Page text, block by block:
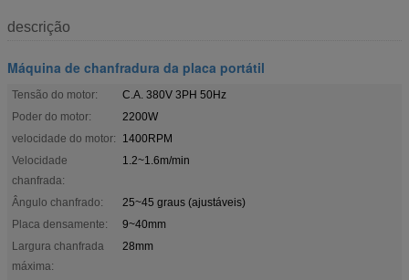
descrição
Máquina de chanfradura da placa portátil
Tensão do motor:
C.A. 380V 3PH 50Hz
Poder do motor:
2200W
velocidade do motor:
1400RPM
Velocidade
chanfrada:
1.2~1.6m/min
Ângulo chanfrado:
25~45 graus (ajustáveis)
Placa densamente:
9~40mm
Largura chanfrada
máxima:
28mm